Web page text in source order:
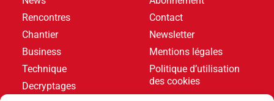
Rencontres
Chantier
Business
Technique
Decryptages
Contact
Newsletter
Mentions légales
Politique d’utilisation
des cookies